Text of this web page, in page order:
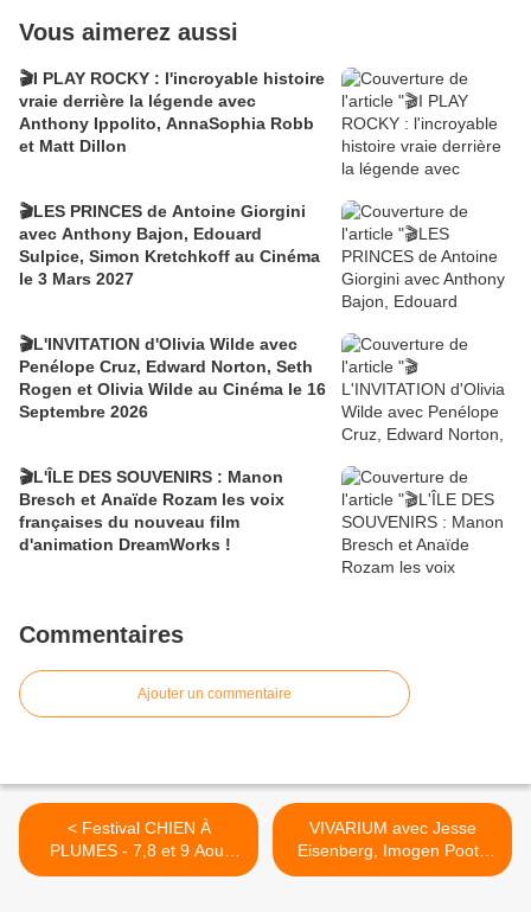
Vous aimerez aussi
🎬I PLAY ROCKY : l'incroyable histoire
vraie derrière la légende avec
Anthony Ippolito, AnnaSophia Robb
et Matt Dillon
🎬LES PRINCES de Antoine Giorgini
avec Anthony Bajon, Edouard
Sulpice, Simon Kretchkoff au Cinéma
le 3 Mars 2027
🎬L'INVITATION d'Olivia Wilde avec
Penélope Cruz, Edward Norton, Seth
Rogen et Olivia Wilde au Cinéma le 16
Septembre 2026
🎬L'ÎLE DES SOUVENIRS : Manon
Bresch et Anaïde Rozam les voix
françaises du nouveau film
d'animation DreamWorks !
Commentaires
Ajouter un commentaire
< Festival CHIEN À
PLUMES - 7,8 et 9 Aout
2020 - les premiers Noms
VIVARIUM avec Jesse
Eisenberg, Imogen Poots
au Cinéma le 11 Mars 2020